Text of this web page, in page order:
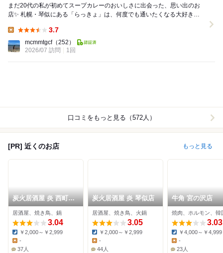
まだ20代の私が初めてスープカレーのおいしさに出会った、思い出のお
店✨ 札幌・琴似にある「らっきょ」は、何度でも通いたくなる大好きな
3.7
mcmmtgcf （252）
2026/07 訪問
1回
口コミをもっと見る（572人）
[PR] 近くのお店 もっと見る
炭火居酒屋 炎 西町本
店
居酒屋、焼き鳥、鍋
3.04
Dinner:
￥2,000～￥2,999
Lunch:
-
37人
炭火居酒屋 炎 琴似店
居酒屋、焼き鳥、火鍋
3.05
Dinner:
￥2,000～￥2,999
Lunch:
-
44人
牛角 宮の沢店
焼肉、ホルモン、韓
3.03
Dinner:
￥4,000～￥4,999
Lunch:
-
23人